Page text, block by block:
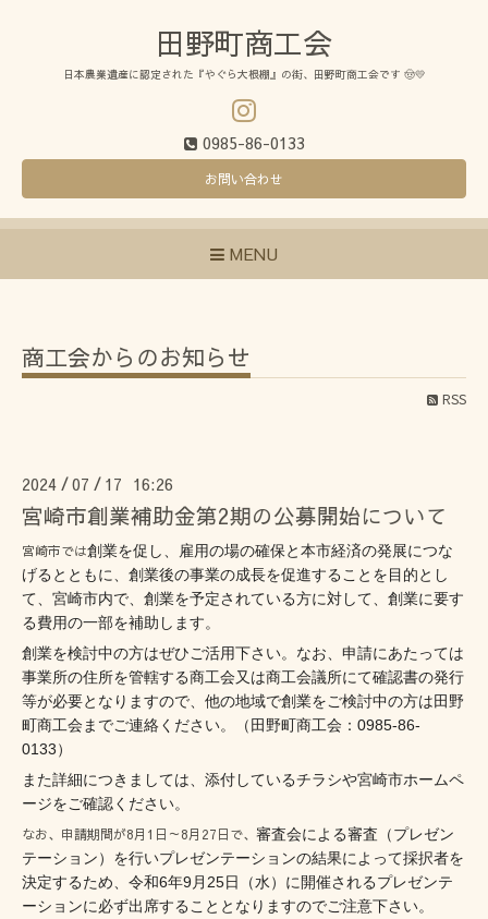
田野町商工会
日本農業遺産に認定された『やぐら大根棚』の街、田野町商工会です 🤠💛
0985-86-0133
お問い合わせ
MENU
商工会からのお知らせ
RSS
2024 /07 / 17 16:26
宮崎市創業補助金第2期の公募開始について
宮崎市では創業を促し、雇用の場の確保と本市経済の発展につな
げるとともに、創業後の事業の成長を促進することを目的とし
て、宮崎市内で、創業を予定されている方に対して、創業に要す
る費用の一部を補助します。
創業を検討中の方はぜひご活用下さい。なお、申請にあたっては
事業所の住所を管轄する商工会又は商工会議所にて確認書の発行
等が必要となりますので、他の地域で創業をご検討中の方は田野
町商工会までご連絡ください。（田野町商工会：0985-86-
0133）
また詳細につきましては、添付しているチラシや宮崎市ホームペ
ージをご確認ください。
なお、申請期間が8月1日～8月27日で、 審査会による審査（プレゼン
テーション）を行いプレゼンテーションの結果によって採択者を
決定するため、 令和6年9月25日（水）に開催されるプレゼンテ
ーションに必ず出席することとなりますのでご注意下さい。